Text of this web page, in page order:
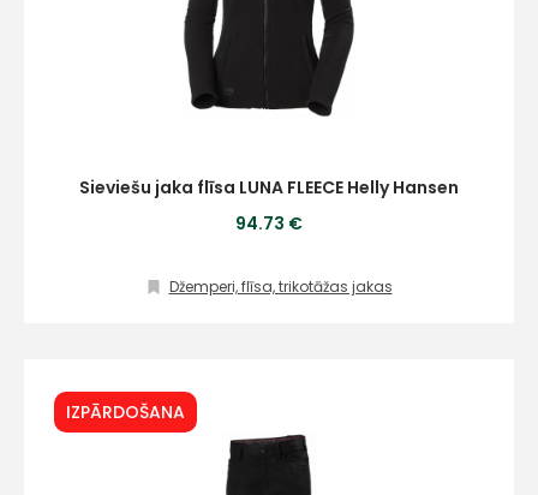
Sieviešu jaka flīsa LUNA FLEECE Helly Hansen
94.73 €
Džemperi, flīsa, trikotāžas jakas
IZPĀRDOŠANA